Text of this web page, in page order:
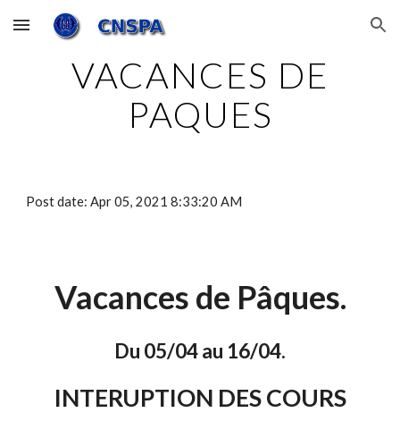
Skip to main content Skip to navigation
VACANCES DE
PAQUES
Post date: Apr 05, 2021 8:33:20 AM
Vacances de Pâques.
Du 05/04 au 16/04.
INTERUPTION DES COURS